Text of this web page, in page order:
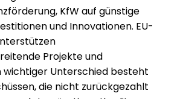
KfW auf günstige
und Innovationen. EU-
Projekte und
wichtiger Unterschied besteht
die nicht zurückgezahlt